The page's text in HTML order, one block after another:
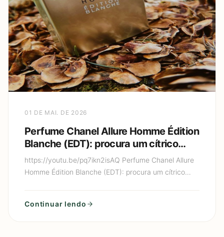
01 DE MAI. DE 2026
Perfume Chanel Allure Homme Édition
Blanche (EDT): procura um cítrico
cremoso de luxo (limão + baunilha)
que parece “perfume de gente rica”?
https://youtu.be/pq7ikn2isAQ Perfume Chanel Allure
Homme Édition Blanche (EDT): procura um cítrico
Continuar lendo